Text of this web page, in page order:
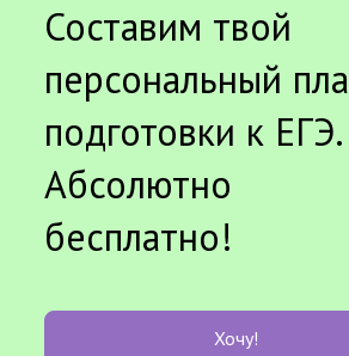
Составим твой
персональный
подготовки к ЕГЭ.
Абсолютно
бесплатно!
Хочу!